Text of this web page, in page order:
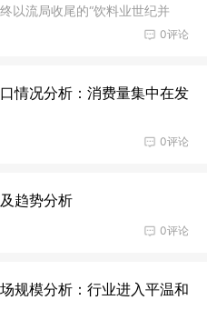
以流局收尾的“饮料业世纪并
0评论
情况分析：消费量集中在发
0评论
趋势分析
0评论
规模分析：行业进入平温和